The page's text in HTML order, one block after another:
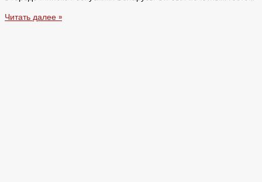
Читать далее »